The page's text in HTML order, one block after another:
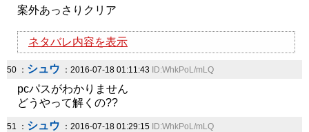
案外あっさりクリア
ネタバレ内容を表示
50 ： シュウ ：2016-07-18 01:11:43 ID:WhkPoL/mLQ
pcパスがわかりません
どうやって解くの??
51 ： シュウ ：2016-07-18 01:29:15 ID:WhkPoL/mLQ